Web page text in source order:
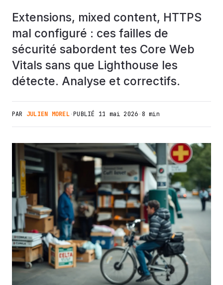
Extensions, mixed content, HTTPS
mal configuré : ces failles de
sécurité sabordent tes Core Web
Vitals sans que Lighthouse les
détecte. Analyse et correctifs.
PAR JULIEN MOREL·PUBLIÉ 11 mai 2026· 8 min